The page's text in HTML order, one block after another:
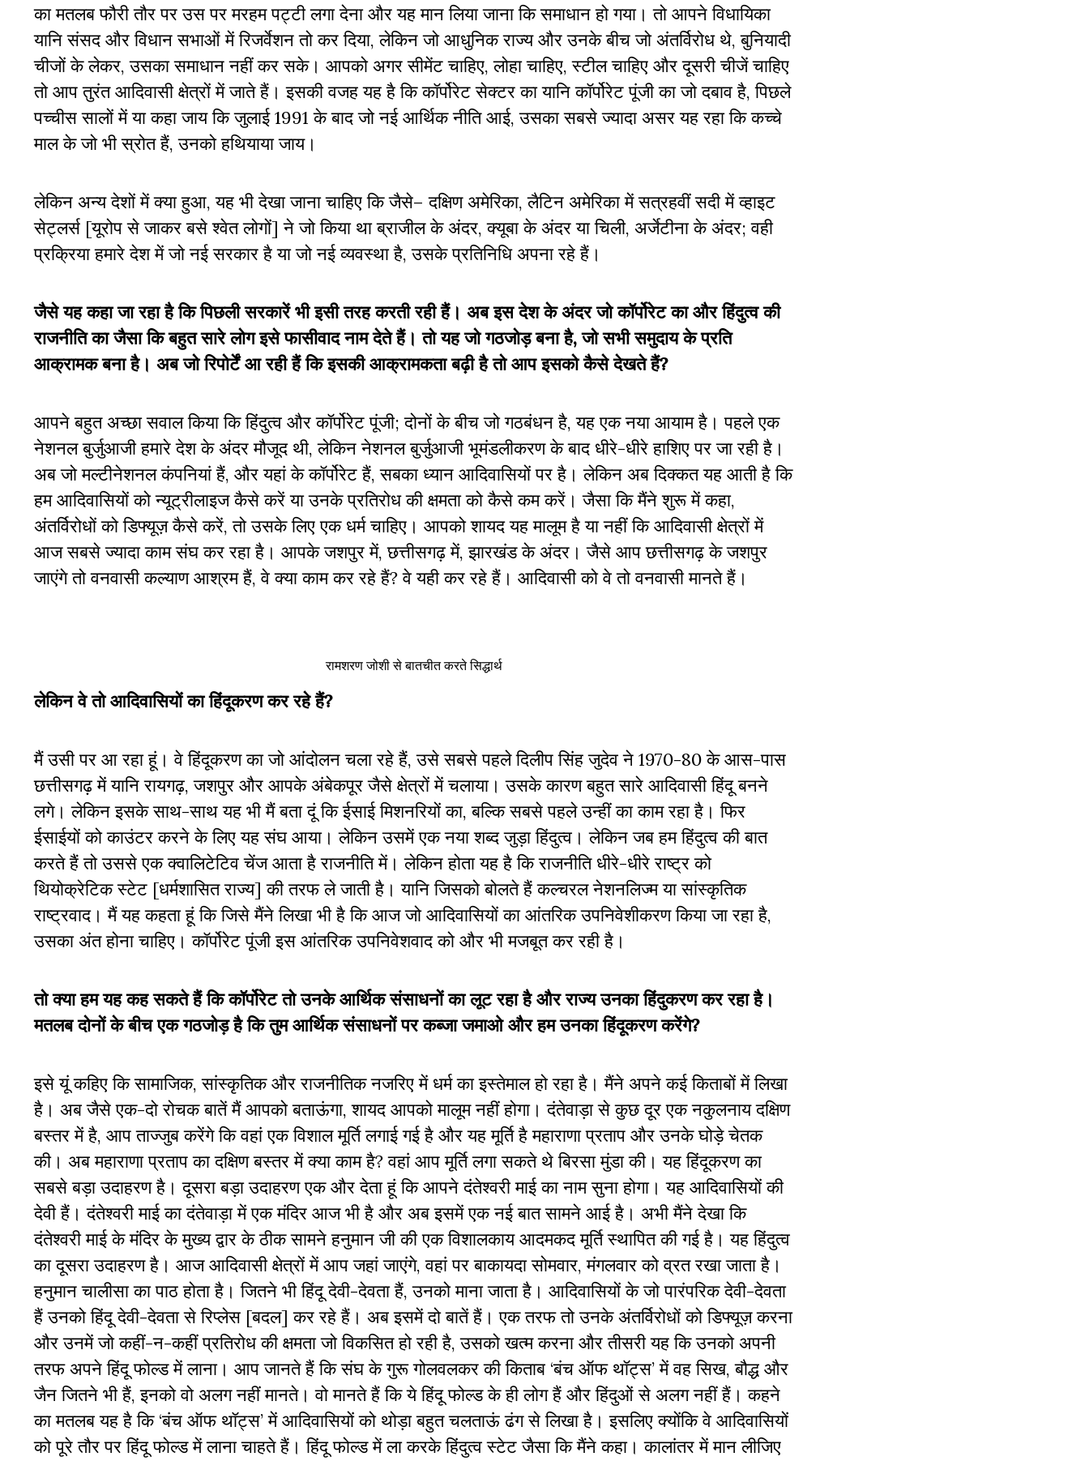
का मतलब फौरी तौर पर उस पर मरहम पट्टी लगा देना और यह मान लिया जाना कि समाधान हो गया। तो आपने विधायिका
यानि संसद और विधान सभाओं में रिजर्वेशन तो कर दिया, लेकिन जो आधुनिक राज्य और उनके बीच जो अंतर्विरोध थे, बुनियादी
चीजों के लेकर, उसका समाधान नहीं कर सके। आपको अगर सीमेंट चाहिए, लोहा चाहिए, स्टील चाहिए और दूसरी चीजें चाहिए
तो आप तुरंत आदिवासी क्षेत्रों में जाते हैं। इसकी वजह यह है कि कॉर्पोरेट सेक्टर का यानि कॉर्पोरेट पूंजी का जो दबाव है, पिछले
पच्चीस सालों में या कहा जाय कि जुलाई 1991 के बाद जो नई आर्थिक नीति आई, उसका सबसे ज्यादा असर यह रहा कि कच्चे
माल के जो भी स्रोत हैं, उनको हथियाया जाय।
लेकिन अन्य देशों में क्या हुआ, यह भी देखा जाना चाहिए कि जैसे– दक्षिण अमेरिका, लैटिन अमेरिका में सत्रहवीं सदी में व्हाइट
सेट्लर्स [यूरोप से जाकर बसे श्वेत लोगों] ने जो किया था ब्राजील के अंदर, क्यूबा के अंदर या चिली, अर्जेटीना के अंदर; वही
प्रक्रिया हमारे देश में जो नई सरकार है या जो नई व्यवस्था है, उसके प्रतिनिधि अपना रहे हैं।
जैसे यह कहा जा रहा है कि पिछली सरकारें भी इसी तरह करती रही हैं। अब इस देश के अंदर जो कॉर्पोरेट का और हिंदुत्व की
राजनीति का जैसा कि बहुत सारे लोग इसे फासीवाद नाम देते हैं। तो यह जो गठजोड़ बना है, जो सभी समुदाय के प्रति
आक्रामक बना है। अब जो रिपोर्टें आ रही हैं कि इसकी आक्रामकता बढ़ी है तो आप इसको कैसे देखते हैं?
आपने बहुत अच्छा सवाल किया कि हिंदुत्व और कॉर्पोरेट पूंजी; दोनों के बीच जो गठबंधन है, यह एक नया आयाम है। पहले एक
नेशनल बुर्जुआजी हमारे देश के अंदर मौजूद थी, लेकिन नेशनल बुर्जुआजी भूमंडलीकरण के बाद धीरे-धीरे हाशिए पर जा रही है।
अब जो मल्टीनेशनल कंपनियां हैं, और यहां के कॉर्पोरेट हैं, सबका ध्यान आदिवासियों पर है। लेकिन अब दिक्कत यह आती है कि
हम आदिवासियों को न्यूट्रीलाइज कैसे करें या उनके प्रतिरोध की क्षमता को कैसे कम करें। जैसा कि मैंने शुरू में कहा,
अंतर्विरोधों को डिफ्यूज़ कैसे करें, तो उसके लिए एक धर्म चाहिए। आपको शायद यह मालूम है या नहीं कि आदिवासी क्षेत्रों में
आज सबसे ज्यादा काम संघ कर रहा है। आपके जशपुर में, छत्तीसगढ़ में, झारखंड के अंदर। जैसे आप छत्तीसगढ़ के जशपुर
जाएंगे तो वनवासी कल्याण आश्रम हैं, वे क्या काम कर रहे हैं? वे यही कर रहे हैं। आदिवासी को वे तो वनवासी मानते हैं।
रामशरण जोशी से बातचीत करते सिद्धार्थ
लेकिन वे तो आदिवासियों का हिंदूकरण कर रहे हैं?
मैं उसी पर आ रहा हूं। वे हिंदूकरण का जो आंदोलन चला रहे हैं, उसे सबसे पहले दिलीप सिंह जुदेव ने 1970-80 के आस-पास
छत्तीसगढ़ में यानि रायगढ़, जशपुर और आपके अंबेकपूर जैसे क्षेत्रों में चलाया। उसके कारण बहुत सारे आदिवासी हिंदू बनने
लगे। लेकिन इसके साथ-साथ यह भी मैं बता दूं कि ईसाई मिशनरियों का, बल्कि सबसे पहले उन्हीं का काम रहा है। फिर
ईसाईयों को काउंटर करने के लिए यह संघ आया। लेकिन उसमें एक नया शब्द जुड़ा हिंदुत्व। लेकिन जब हम हिंदुत्व की बात
करते हैं तो उससे एक क्वालिटेटिव चेंज आता है राजनीति में। लेकिन होता यह है कि राजनीति धीरे-धीरे राष्ट्र को
थियोक्रेटिक स्टेट [धर्मशासि‍त राज्य] की तरफ ले जाती है। यानि जिसको बोलते हैं कल्चरल नेशनलिज्म या सांस्कृतिक
राष्ट्रवाद। मैं यह कहता हूं कि जिसे मैंने लिखा भी है कि आज जो आदिवासियों का आंतरिक उपनिवेशीकरण किया जा रहा है,
उसका अंत होना चाहिए। कॉर्पोरेट पूंजी इस आंतरिक उपनिवेशवाद को और भी मजबूत कर रही है।
तो क्या हम यह कह सकते हैं कि कॉर्पोरेट तो उनके आर्थिक संसाधनों का लूट रहा है और राज्य उनका हिंदुकरण कर रहा है।
मतलब दोनों के बीच एक गठजोड़ है कि तुम आर्थिक संसाधनों पर कब्जा जमाओ और हम उनका हिंदूकरण करेंगे?
इसे यूं कहिए कि सामाजिक, सांस्कृतिक और राजनीतिक नजरिए में धर्म का इस्तेमाल हो रहा है। मैंने अपने कई किताबों में लिखा
है। अब जैसे एक-दो रोचक बातें मैं आपको बताऊंगा, शायद आपको मालूम नहीं होगा। दंतेवाड़ा से कुछ दूर एक नकुलनाय दक्षिण
बस्तर में है, आप ताज्जुब करेंगे कि वहां एक विशाल मूर्ति लगाई गई है और यह मूर्ति है महाराणा प्रताप और उनके घोड़े चेतक
की। अब महाराणा प्रताप का दक्षिण बस्तर में क्या काम है? वहां आप मूर्ति लगा सकते थे बिरसा मुंडा की। यह हिंदूकरण का
सबसे बड़ा उदाहरण है। दूसरा बड़ा उदाहरण एक और देता हूं कि आपने दंतेश्वरी माई का नाम सुना होगा। यह आदिवासियों की
देवी हैं। दंतेश्वरी माई का दंतेवाड़ा में एक मंदिर आज भी है और अब इसमें एक नई बात सामने आई है। अभी मैंने देखा कि
दंतेश्वरी माई के मंदिर के मुख्य द्वार के ठीक सामने हनुमान जी की एक विशालकाय आदमकद मूर्ति स्थापित की गई है। यह हिंदुत्व
का दूसरा उदाहरण है। आज आदिवासी क्षेत्रों में आप जहां जाएंगे, वहां पर बाकायदा सोमवार, मंगलवार को व्रत रखा जाता है।
हनुमान चालीसा का पाठ होता है। जितने भी हिंदू देवी-देवता हैं, उनको माना जाता है। आदिवासियों के जो पारंपरिक देवी-देवता
हैं उनको हिंदू देवी-देवता सेरिप्लेस [बदल] कर रहे हैं। अब इसमें दो बातें हैं। एक तरफ तो उनके अंतर्विरोधों को डिफ्यूज़ करना
और उनमें जो कहीं-न-कहीं प्रतिरोध की क्षमता जो विकसित हो रही है, उसको खत्म करना और तीसरी यह कि उनको अपनी
तरफ अपने हिंदू फोल्ड में लाना। आप जानते हैं कि संघ के गुरू गोलवलकर की किताब ‘बंच ऑफ थॉट्स’ में वह सिख, बौद्ध और
जैन जितने भी हैं, इनको वो अलग नहीं मानते। वो मानते हैं कि ये हिंदू फोल्ड के ही लोग हैं और हिंदुओं से अलग नहीं हैं। कहने
का मतलब यह है कि ‘बंच ऑफ थॉट्स’ में आदिवासियों को थोड़ा बहुत चलताऊं ढंग से लिखा है। इसलिए क्योंकि वे आदिवासियों
को पूरे तौर पर हिंदू फोल्ड में लाना चाहते हैं। हिंदू फोल्ड में ला करके हिंदुत्व स्टेट जैसा कि मैंने कहा। कालांतर में मान लीजिए